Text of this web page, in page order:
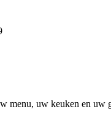
menu, uw keuken en uw